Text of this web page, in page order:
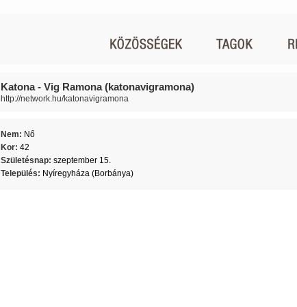
Katona - Vig Ramona (katonavigramona)
http://network.hu/katonavigramona
Nem: Nő
Kor: 42
Születésnap: szeptember 15.
Település: Nyíregyháza (Borbánya)